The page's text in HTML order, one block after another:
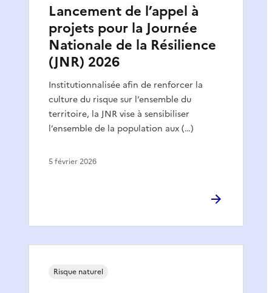
Lancement de l’appel à
projets pour la Journée
Nationale de la Résilience
(JNR) 2026
Institutionnalisée afin de renforcer la
culture du risque sur l’ensemble du
territoire, la JNR vise à sensibiliser
l’ensemble de la population aux (…)
5 février 2026
Risque naturel